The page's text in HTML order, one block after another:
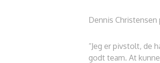
Dennis
“Jeg er pivstolt, de
godt team. At